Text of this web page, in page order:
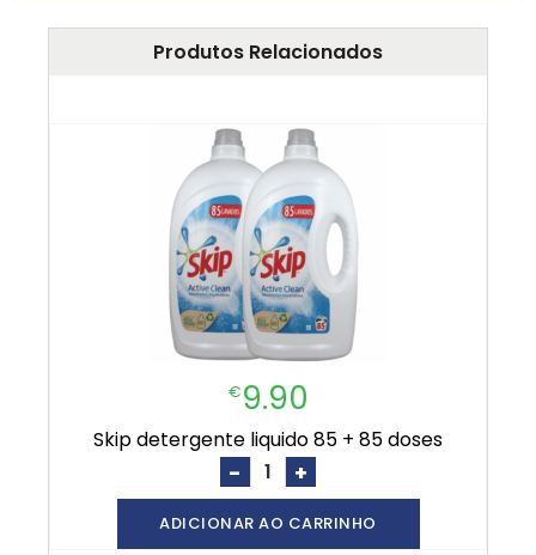
Produtos Relacionados
€9.90
skip detergente liquido 85 + 85 doses
- +
ADICIONAR AO CARRINHO